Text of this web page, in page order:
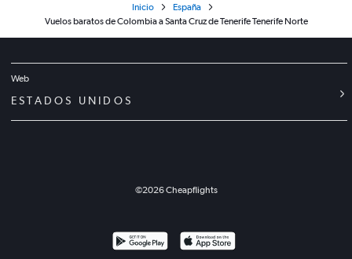
Inicio
España
Vuelos baratos de Colombia a Santa Cruz de Tenerife Tenerife Norte
Web
ESTADOS UNIDOS
©2026Cheapflights